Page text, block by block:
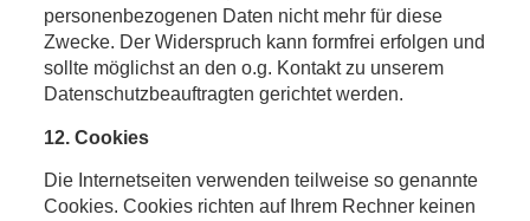
personenbezogenen Daten nicht mehr für diese
Zwecke. Der Widerspruch kann formfrei erfolgen und
sollte möglichst an den o.g. Kontakt zu unserem
Datenschutzbeauftragten gerichtet werden.
12. Cookies
Die Internetseiten verwenden teilweise so genannte
Cookies. Cookies richten auf Ihrem Rechner keinen